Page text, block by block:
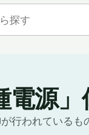
電源
われている